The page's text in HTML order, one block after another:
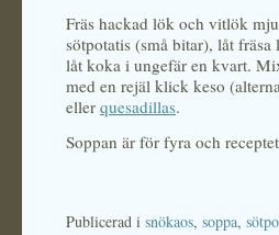
Fräs hackad lök och vitlök
sötpotatis (små bitar), låt
låt koka i ungefär en kvart.
med en rejäl klick keso
eller quesadillas.
Soppan är för fyra och
Publicerad i snökaos, soppa,